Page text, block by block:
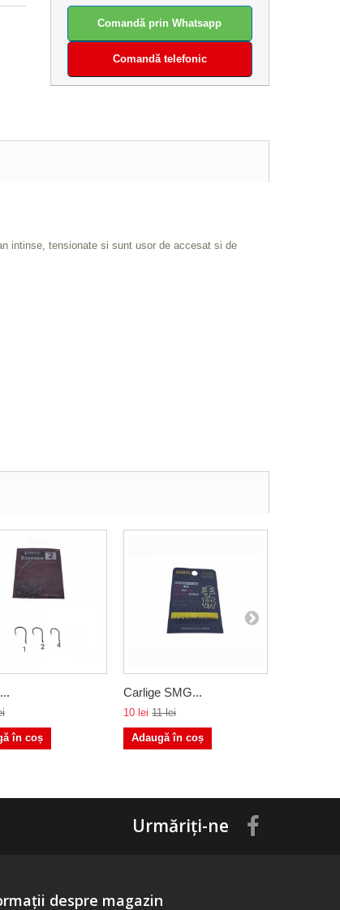
Comandă prin Whatsapp
Comandă telefonic
intinse, tensionate si sunt usor de accesat si de
în coș
Carlige SMG...
10 lei 11 lei
Adaugă în coș
Urmăriți-ne
despre magazin